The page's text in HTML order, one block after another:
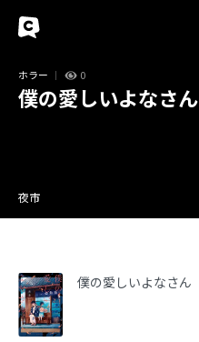
ホラー 0
僕の愛しいよなさん
夜市
僕の愛しいよなさん